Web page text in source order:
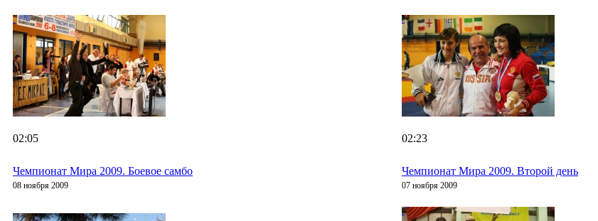
02:05
Чемпионат Мира 2009. Боевое самбо
08 ноября 2009
02:23
Чемпионат Мира 2009. Второй день
07 ноября 2009